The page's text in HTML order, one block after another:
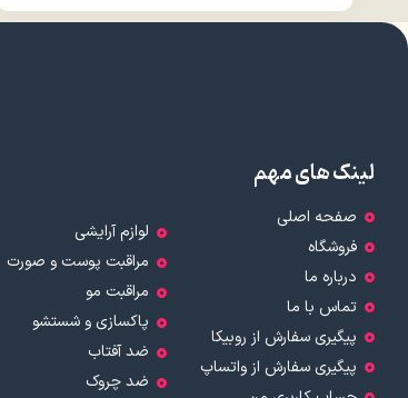
لینک های مهم
صفحه اصلی
فروشگاه
درباره ما
تماس با ما
پیگیری سفارش از روبیکا
پیگیری سفارش از واتساپ
لوازم آرایشی
مراقبت پوست و صورت
مراقبت مو
پاکسازی و شستشو
ضد آفتاب
ضد چروک